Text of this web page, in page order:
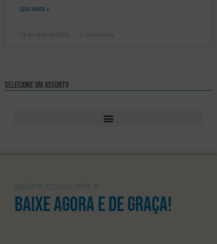
LEIA MAIS »
14 de abril de 2025 1 comentário
Selecione um assunto
assine nosso site e
Baixe agora e de graça!